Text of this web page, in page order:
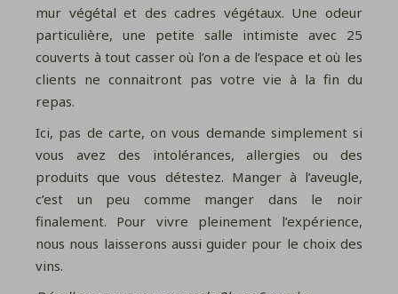
mur végétal et des cadres végétaux. Une odeur
particulière, une petite salle intimiste avec 25
couverts à tout casser où l’on a de l’espace et où les
clients ne connaitront pas votre vie à la fin du
repas.
Ici, pas de carte, on vous demande simplement si
vous avez des intolérances, allergies ou des
produits que vous détestez. Manger à l’aveugle,
c’est un peu comme manger dans le noir
finalement. Pour vivre pleinement l’expérience,
nous nous laisserons aussi guider pour le choix des
vins.